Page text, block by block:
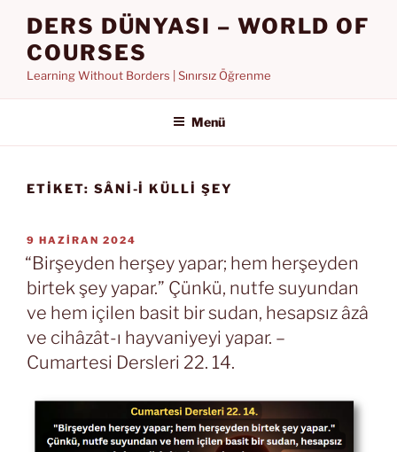
DERS DÜNYASI – WORLD OF
COURSES
Learning Without Borders | Sınırsız Öğrenme
Menü
ETIKET: SÂNI-I KÜLLI ŞEY
YAYIM
TARIHI
9 HAZIRAN 2024
“Birşeyden herşey yapar; hem herşeyden
birtek şey yapar.” Çünkü, nutfe suyundan
ve hem içilen basit bir sudan, hesapsız âzâ
ve cihâzât-ı hayvaniyeyi yapar. –
Cumartesi Dersleri 22. 14.